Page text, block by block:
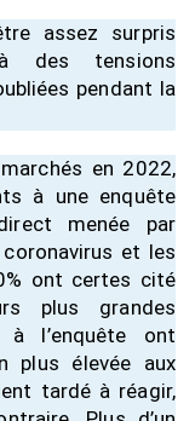
assez surpris
des tensions
pendant la
en 2022,
à une enquête
menée par
et les
ont certes cité
plus grandes
à l’enquête ont
plus élevée aux
tardé à réagir,